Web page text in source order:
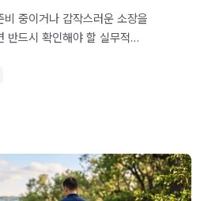
중이거나 갑작스러운 소장을
반드시 확인해야 할 실무적